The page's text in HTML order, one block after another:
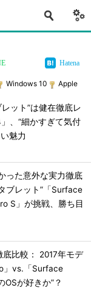
Hatena
Windows 10 Apple
ット”は健在徹底レ
、“細かすぎて気付
魅力
った意外な実力徹底
ブレット”「Surface
S」が挑戦、勝ち目
比較： 2017年モデ
」vs.「Surface
OSが好きか”？